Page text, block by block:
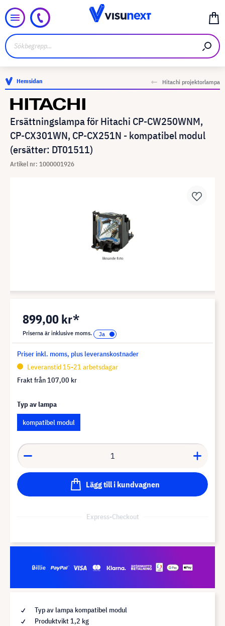
Hemsidan Hitachi projektorlampa
Ersättningslampa för Hitachi CP-CW250WNM,
CP-CX301WN, CP-CX251N - kompatibel modul
(ersätter: DT01511)
Artikel nr: 1000001926
899,00 kr*
Priserna är inklusive moms.
Priser inkl. moms, plus leveranskostnader
Leveranstid 15-21 arbetsdagar
Frakt från 107,00 kr
Typ av lampa
kompatibel modul
Lägg till i kundvagnen
Express-Checkout
Typ av lampa kompatibel modul
Produktvikt 1,2 kg